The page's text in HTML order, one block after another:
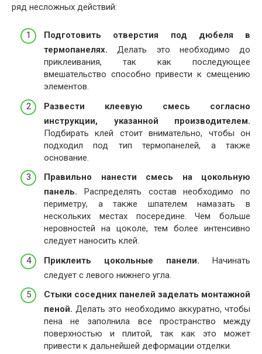
ряд несложных действий:
Подготовить отверстия под дюбеля в
термопанелях. Делать это необходимо до
приклеивания, так как последующее
вмешательство способно привести к смещению
элементов.
Развести клеевую смесь согласно
инструкции, указанной производителем.
Подбирать клей стоит внимательно, чтобы он
подходил под тип термопанелей, а также
основание.
Правильно нанести смесь на цокольную
панель. Распределять состав необходимо по
периметру, а также шпателем намазать в
нескольких местах посередине. Чем больше
неровностей на цоколе, тем более интенсивно
следует наносить клей.
Приклеить цокольные панели. Начинать
следует с левого нижнего угла.
Стыки соседних панелей заделать монтажной
пеной. Делать это необходимо аккуратно, чтобы
пена не заполнила все пространство между
поверхностью и плитой, так как это может
привести к дальнейшей деформации отделки.